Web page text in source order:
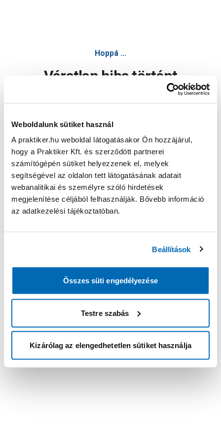
Weboldalunk sütiket használ
A praktiker.hu weboldal látogatásakor Ön hozzájárul,
hogy a Praktiker Kft. és szerződött partnerei
számítógépén sütiket helyezzenek el, melyek
segítségével az oldalon tett látogatásának adatait
webanalitikai és személyre szóló hirdetések
megjelenítése céljából felhasználják. Bővebb információ
az adatkezelési tájékoztatóban.
Beállítások
Összes süti engedélyezése
Testre szabás
Kizárólag az elengedhetetlen sütiket használja
Hoppá ...
Váratlan hiba történt
Oldal újratöltése